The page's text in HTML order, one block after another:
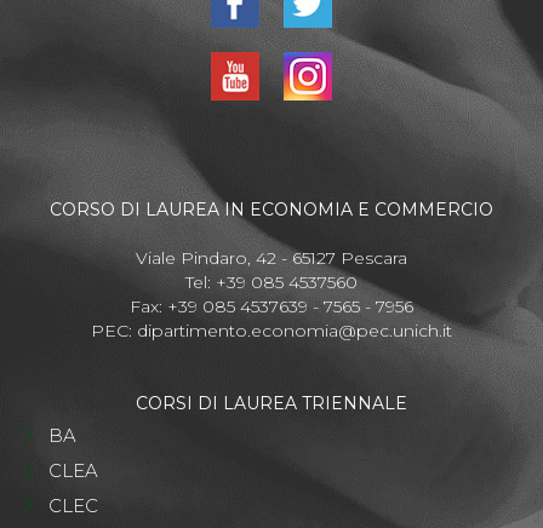
CORSO DI LAUREA IN ECONOMIA E COMMERCIO
Viale Pindaro, 42 - 65127 Pescara
Tel: +39 085 4537560
Fax: +39 085 4537639 - 7565 - 7956
PEC: dipartimento.economia@pec.unich.it
CORSI DI LAUREA TRIENNALE
BA
CLEA
CLEC